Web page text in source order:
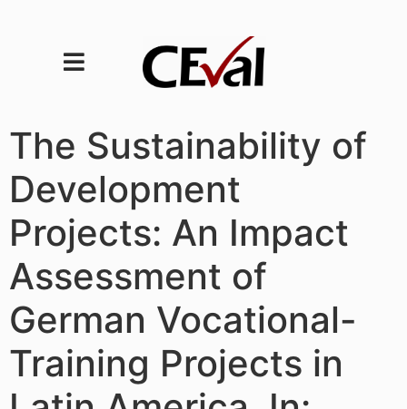
The Sustainability of
Development
Projects: An Impact
Assessment of
German Vocational-
Training Projects in